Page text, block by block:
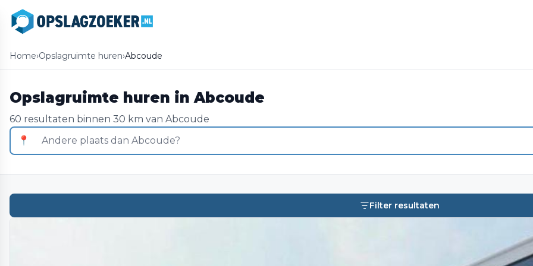
Home›Opslagruimte huren›Abcoude
Opslagruimte huren in Abcoude
60 resultaten binnen 30 km van Abcoude
📍
Filter resultaten